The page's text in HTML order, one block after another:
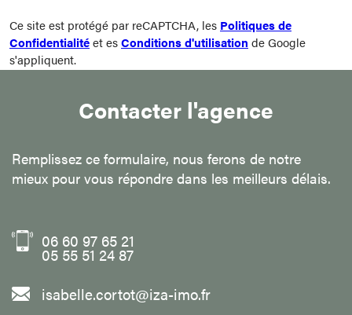
Ce site est protégé par reCAPTCHA, les Politiques de
Confidentialitéet esConditions d'utilisation de Google
s'appliquent.
Contacter l'agence
Remplissez ce formulaire, nous ferons de notre
mieux pour vous répondre dans les meilleurs délais.
06 60 97 65 21
05 55 51 24 87
isabelle.cortot@iza-imo.fr